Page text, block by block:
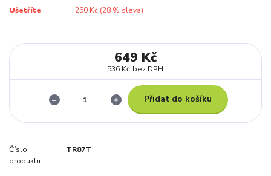
Ušetříte 250 Kč (28% sleva)
649 Kč
536 Kč bez DPH
Přidat do košíku
Číslo
produktu:
TR87T